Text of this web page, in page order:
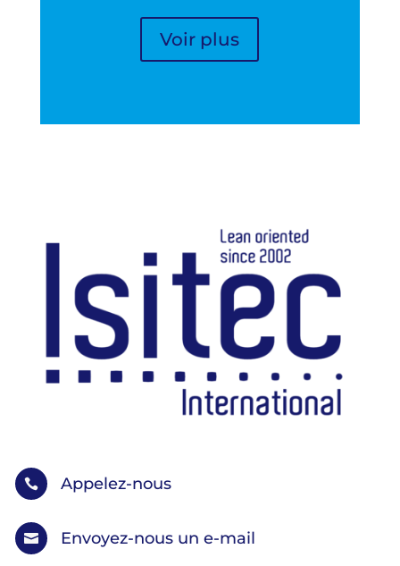
Voir plus
 Appelez-nous
 Envoyez-nous un e-mail